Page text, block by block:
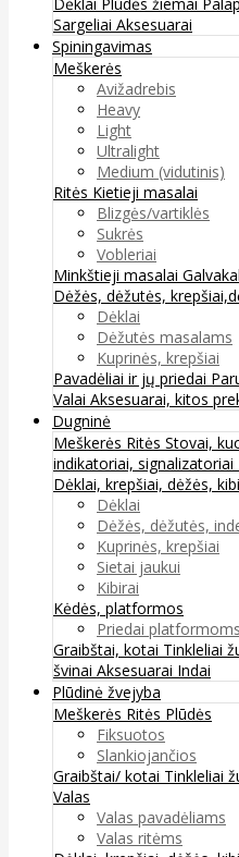
Sargeliai Aksesuarai
Spiningavimas
Meškerės
Avižadrebis
Heavy
Light
Ultralight
Medium (vidutinis)
Ritės Kietieji masalai
Blizgės/vartiklės
Sukrės
Vobleriai
Minkštieji masalai
Dėžės, dėžutės,
Dėklai
Dėžutės masalams
Kuprinės, krepšiai
Pavadėliai ir jų priedai
Valai Aksesuarai, kitos
Dugninė
Meškerės Ritės Stovai,
indikatoriai, signalizatoriai
Dėklai, krepšiai, dėžės,
Dėklai
Dėžės, dėžutės,
Kuprinės, krepšiai
Sietai jaukui
Kibirai
Kėdės, platformos
Priedai
Graibštai, kotai Tinkleliai
švinai Aksesuarai Indai
Plūdinė žvejyba
Meškerės Ritės Plūdės
Fiksuotos
Slankiojančios
Graibštai/ kotai Tinkleliai
Valas
Valas pavadėliams
Valas ritėms